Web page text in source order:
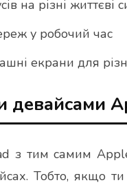
на різні життєві
у робочий час
екрани для
девайсами
з тим самим
Тобто, якщо